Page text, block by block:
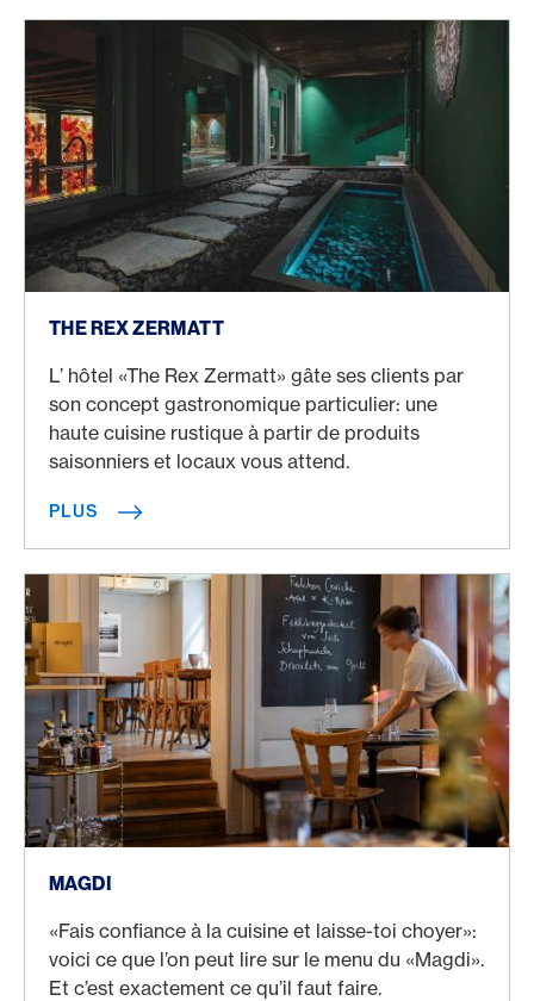
THE REX ZERMATT
L’ hôtel «The Rex Zermatt» gâte ses clients par
son concept gastronomique particulier: une
haute cuisine rustique à partir de produits
saisonniers et locaux vous attend.
PLUS
MAGDI
«Fais confiance à la cuisine et laisse-toi choyer»:
voici ce que l’on peut lire sur le menu du «Magdi».
Et c’est exactement ce qu’il faut faire.